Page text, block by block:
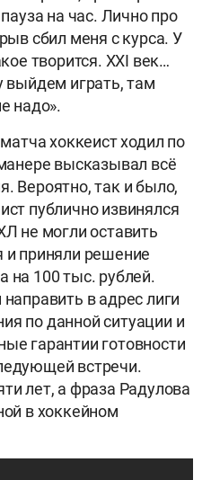
на час. Лично про
сбил меня с курса. У
творится. XXI век…
выйдем играть, там
надо».
хоккеист ходил по
высказывал всё
Вероятно, так и было,
публично извинялся
не могли оставить
и приняли решение
на 100 тыс. рублей.
в адрес лиги
по данной ситуации и
гарантии готовности
встречи.
лет, а фраза Радулова
в хоккейном